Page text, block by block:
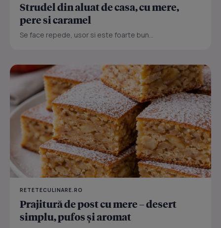
Strudel din aluat de casa, cu mere,
pere si caramel
Se face repede, usor si este foarte bun...
RETETECULINARE.RO
Prajitură de post cu mere – desert
simplu, pufos și aromat